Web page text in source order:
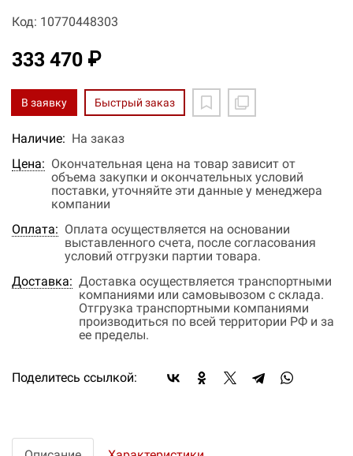
Код: 10770448303
333 470 ₽
В заявку Быстрый заказ
Наличие: На заказ
Цена: Окончательная цена на товар зависит от
объема закупки и окончательных условий
поставки, уточняйте эти данные у менеджера
компании
Оплата: Оплата осуществляется на основании
выставленного счета, после согласования
условий отгрузки партии товара.
Доставка: Доставка осуществляется транспортными
компаниями или самовывозом с склада.
Отгрузка транспортными компаниями
производиться по всей территории РФ и за
ее пределы.
Поделитесь ссылкой: